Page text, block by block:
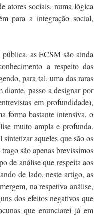
atores sociais, numa lógica
para a integração social,
as ECSM são ainda
a respeito das
para tal, uma das raras
passo a designar por
em profundidade),
forma bastante intensiva, o
muito ampla e profunda.
aqueles que são os
são apenas brevíssimos
de análise que respeita aos
de lado, neste artigo, as
na respetiva análise,
dos efeitos negativos que
que enunciarei já em